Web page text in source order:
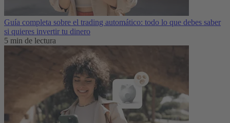
Guía completa sobre el trading automático: todo lo que debes saber
si quieres invertir tu dinero
5 min de lectura